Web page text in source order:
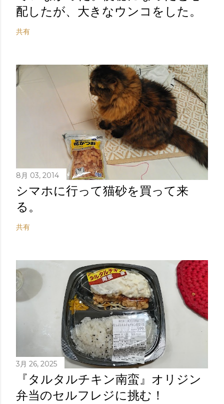
配したが、大きなウンコをした。
共有
8月 03, 2014
シマホに行って猫砂を買って来
る。
共有
3月 26, 2025
『タルタルチキン南蛮』オリジン
弁当のセルフレジに挑む！